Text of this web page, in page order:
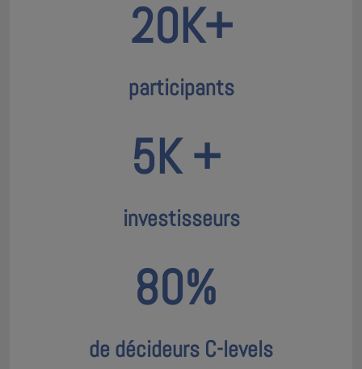
20K+
participants
5K +
investisseurs
80%
de décideurs C-levels